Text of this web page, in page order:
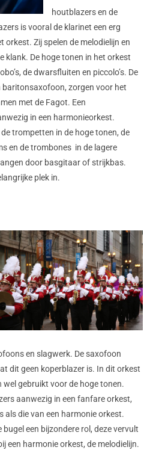
houtblazers en de
is vooral de klarinet een erg
orkest. Zij spelen de melodielijn en
klank. De hoge tonen in het orkest
de dwarsfluiten en piccolo’s. De
baritonsaxofoon, zorgen voor het
met de Fagot. Een
in een harmonieorkest.
trompetten in de hoge tonen, de
en de trombones in de lagere
door basgitaar of strijkbas.
plek in.
en slagwerk. De saxofoon
dit geen koperblazer is. In dit orkest
gebruikt voor de hoge tonen.
aanwezig in een fanfare orkest,
als die van een harmonie orkest.
een bijzondere rol, deze vervult
een harmonie orkest, de melodielijn.